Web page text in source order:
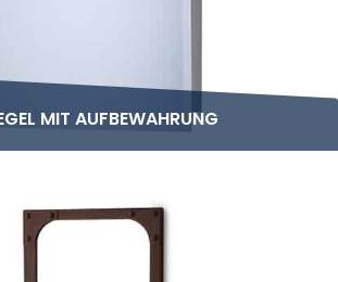
MIT AUFBEWAHRUNG